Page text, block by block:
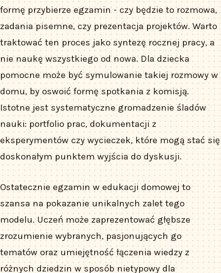
formę przybierze egzamin - czy będzie to rozmowa,
zadania pisemne, czy prezentacja projektów. Warto
traktować ten proces jako syntezę rocznej pracy, a
nie naukę wszystkiego od nowa. Dla dziecka
pomocne może być symulowanie takiej rozmowy w
domu, by oswoić formę spotkania z komisją.
Istotne jest systematyczne gromadzenie śladów
nauki: portfolio prac, dokumentacji z
eksperymentów czy wycieczek, które mogą stać się
doskonałym punktem wyjścia do dyskusji.
Ostatecznie egzamin w edukacji domowej to
szansa na pokazanie unikalnych zalet tego
modelu. Uczeń może zaprezentować głębsze
zrozumienie wybranych, pasjonujących go
tematów oraz umiejętność łączenia wiedzy z
różnych dziedzin w sposób nietypowy dla